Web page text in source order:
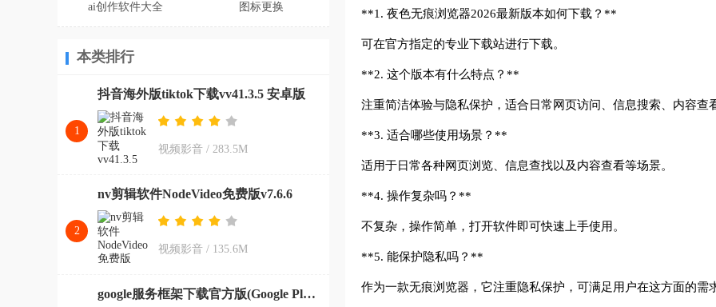
ai创作软件大全 图标更换
本类排行
1
抖音海外版tiktok下载vv41.3.5 安卓版
视频影音 / 283.5M
2
nv剪辑软件NodeVideo免费版v7.6.6
视频影音 / 135.6M
google服务框架下载官方版(Google Play 服务)v26.11.33 (080306-887465546) (040400-812940054) 安卓版
**1. 夜色无痕浏览器2026最新版本如何下载？**
可在官方指定的专业下载站进行下载。
**2. 这个版本有什么特点？**
注重简洁体验与隐私保护，适合日常网页访问、信息搜索、内容
**3. 适合哪些使用场景？**
适用于日常各种网页浏览、信息查找以及内容查看等场景。
**4. 操作复杂吗？**
不复杂，操作简单，打开软件即可快速上手使用。
**5. 能保护隐私吗？**
作为一款无痕浏览器，它注重隐私保护，可满足用户在这方面的需